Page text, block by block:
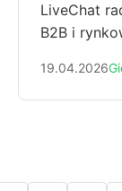
LiveChat
B2B i
19.04.2026